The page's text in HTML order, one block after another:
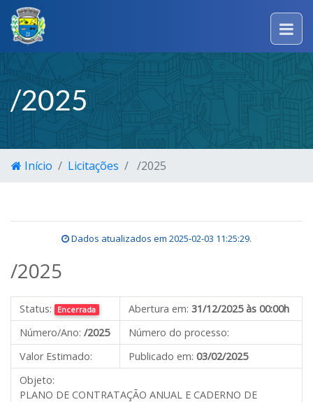
/2025
Início Licitações /2025
Dados atualizados em 2025-02-03 11:25:29.
/2025
Status: Encerrada Abertura em: 31/12/2025 às 00:00h
Número/Ano: /2025
Número do processo:
Valor Estimado:
Publicado em: 03/02/2025
Objeto:
PLANO DE CONTRATAÇÃO ANUAL E CADERNO DE